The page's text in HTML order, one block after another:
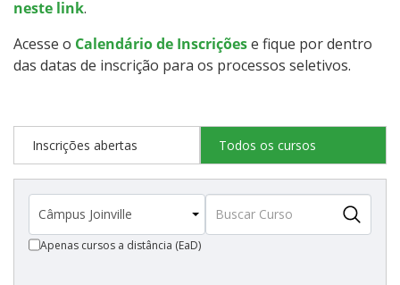
Todos os cursos
Processo de Inscrição
Resultados
Resultados Vagas Remanescentes
neste link.
Acesse o Calendário de Inscriçõese fique por dentro
das datas de inscrição para os processos seletivos.
Inscrições abertas Todos os cursos
Apenas cursos a distância (EaD)